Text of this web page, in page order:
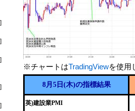
]
]
]
]
]
※チャートはTradingViewを使用
8月5日(木)の指標結果
英)建設業PMI